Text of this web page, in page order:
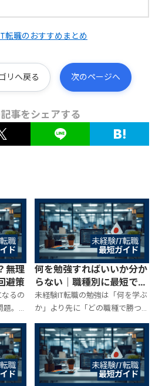
転職のおすすめまとめ
リへ戻る 次のページへ
事をシェアする
無理
避策
るの
。
し、
番を
戻す
何を勉強すればいいか分か
らない｜職種別に最短で決
める
未経験IT転職の勉強は「何を学ぶ
か」より先に「どの職種で勝つ
か」を仮決めすると一気に迷い
が消えます。職種別に“最短で評
価される学習”だけを固定し、遠
回りを止める手順を解説。